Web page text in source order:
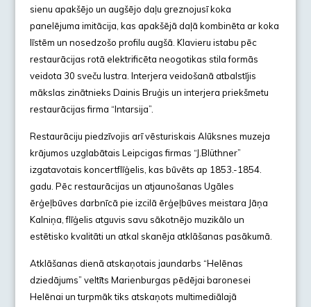
sienu apakšējo un augšējo daļu greznojusī koka
panelējuma imitācija, kas apakšējā daļā kombinēta ar koka
līstēm un nosedzošo profilu augšā. Klavieru istabu pēc
restaurācijas rotā elektrificēta neogotikas stila formās
veidota 30 sveču lustra. Interjera veidošanā atbalstījis
mākslas zinātnieks Dainis Bruģis un interjera priekšmetu
restaurācijas firma “Intarsija”.
Restaurāciju piedzīvojis arī vēsturiskais Alūksnes muzeja
krājumos uzglabātais Leipcigas firmas “J.Blüthner”
izgatavotais koncertflīģelis, kas būvēts ap 1853.-1854.
gadu. Pēc restaurācijas un atjaunošanas Ugāles
ērģeļbūves darbnīcā pie izcilā ērģeļbūves meistara Jāņa
Kalniņa, flīģelis atguvis savu sākotnējo muzikālo un
estētisko kvalitāti un atkal skanēja atklāšanas pasākumā.
Atklāšanas dienā atskaņotais jaundarbs “Helēnas
dziedājums” veltīts Marienburgas pēdējai baronesei
Helēnai un turpmāk tiks atskaņots multimediālajā